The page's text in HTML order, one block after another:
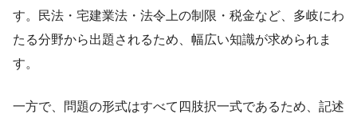
す。民法・宅建業法・法令上の制限・税金など、多岐にわ
たる分野から出題されるため、幅広い知識が求められま
す。
一方で、問題の形式はすべて四肢択一式であるため、記述